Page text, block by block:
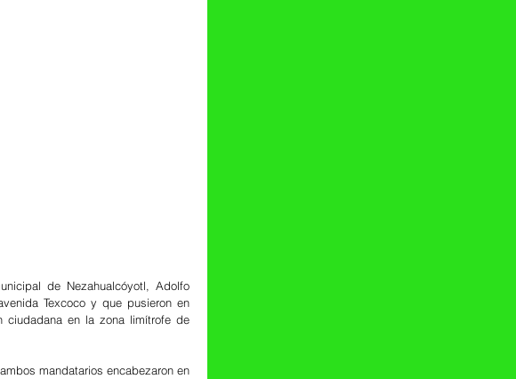
de Nezahualcóyotl, Adolfo
Texcoco y que pusieron en
ciudadana en la zona limítrofe de
mandatarios encabezaron en